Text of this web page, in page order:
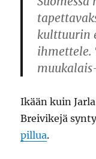
kulttuurin
ihmettele.
Ikään kuin
Breivikejä
pillua.